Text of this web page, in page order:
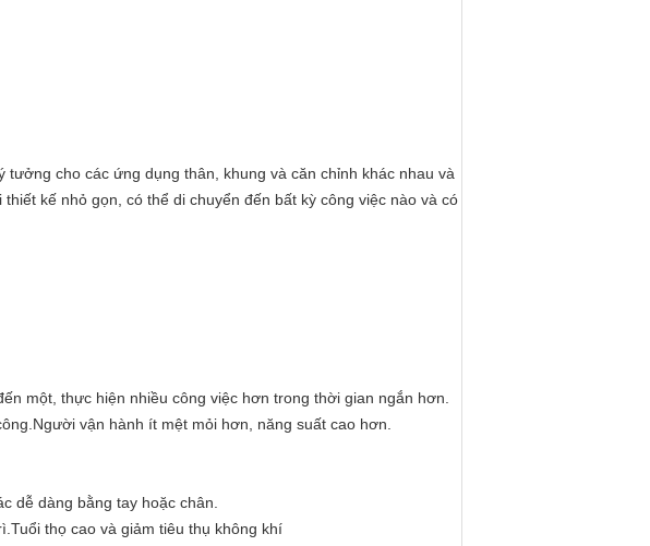
cho các ứng dụng thân, khung và căn chỉnh khác nhau và
kế nhỏ gọn, có thể di chuyển đến bất kỳ công việc nào và có
một, thực hiện nhiều công việc hơn trong thời gian ngắn hơn.
vận hành ít mệt mỏi hơn, năng suất cao hơn.
dễ dàng bằng tay hoặc chân.
thọ cao và giảm tiêu thụ không khí